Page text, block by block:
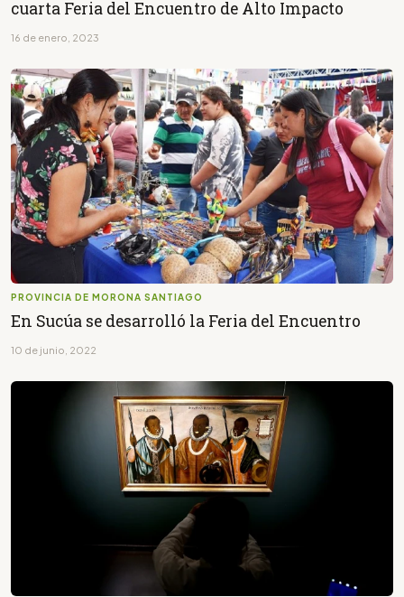
cuarta Feria del Encuentro de Alto Impacto
16 de enero, 2023
PROVINCIA DE MORONA SANTIAGO
En Sucúa se desarrolló la Feria del Encuentro
10 de junio, 2022